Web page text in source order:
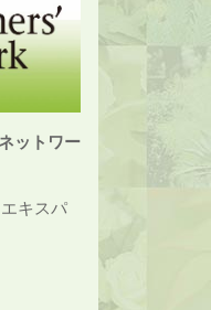
ットワー
キスパ